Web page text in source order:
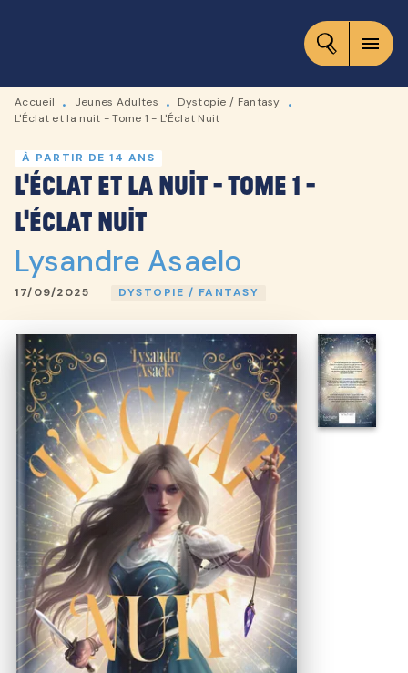
CONTENU
menu
Accueil • Jeunes Adultes • Dystopie / Fantasy
•
L'Éclat et la nuit - Tome 1 - L'Éclat Nuit
À PARTIR DE 14 ANS
L'Éclat et la nuit - Tome 1 -
L'Éclat Nuit
Lysandre Asaelo
17/09/2025 DYSTOPIE / FANTASY